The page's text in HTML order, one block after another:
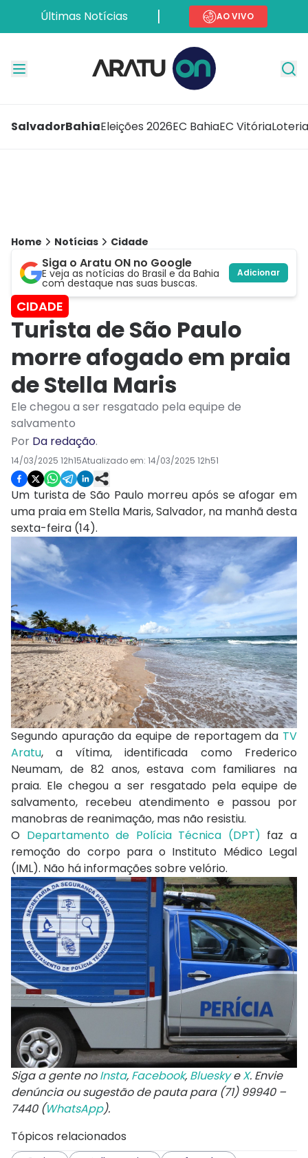
Últimas Notícias AO VIVO
SalvadorBahiaEleições 2026EC BahiaEC Vitória
Home Notícias Cidade
Siga o Aratu ON no Google
E veja as notícias do Brasil e da Bahia
com destaque nas suas buscas.
Adicionar
CIDADE
Turista de São Paulo
morre afogado em praia
de Stella Maris
Ele chegou a ser resgatado pela equipe de
salvamento
Por Da redação.
14/03/2025 12h15Atualizado em: 14/03/2025 12h51
Um turista de São Paulo morreu após se afogar em
uma praia em Stella Maris, Salvador, na manhã desta
sexta-feira (14).
Segundo apuração da equipe de reportagem da TV
Aratu, a vítima, identificada como Frederico
Neumam, de 82 anos, estava com familiares na
praia. Ele chegou a ser resgatado pela equipe de
salvamento, recebeu atendimento e passou por
manobras de reanimação, mas não resistiu.
O Departamento de Polícia Técnica (DPT) faz a
remoção do corpo para o Instituto Médico Legal
(IML). Não há informações sobre velório.
Siga a gente noInsta, Facebook, BlueskyeX. Envie
denúncia ou sugestão de pauta para (71) 99940 –
7440 (WhatsApp).
Tópicos relacionados